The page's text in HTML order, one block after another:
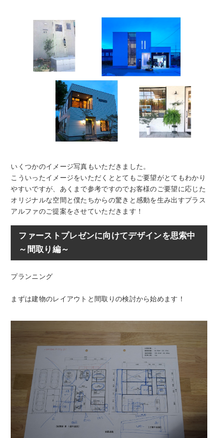
いくつかのイメージ写真もいただきました。
こういったイメージをいただくととてもご要望がとてもわかり
やすいですが、あくまで参考ですのでお客様のご要望に応じた
オリジナルな空間と僕たちからの驚きと感動を生み出すプラス
アルファのご提案をさせていただきます！
ファーストプレゼンに向けてデザインを思索中
～間取り編～
プランニング
まずは建物のレイアウトと間取りの検討から始めます！